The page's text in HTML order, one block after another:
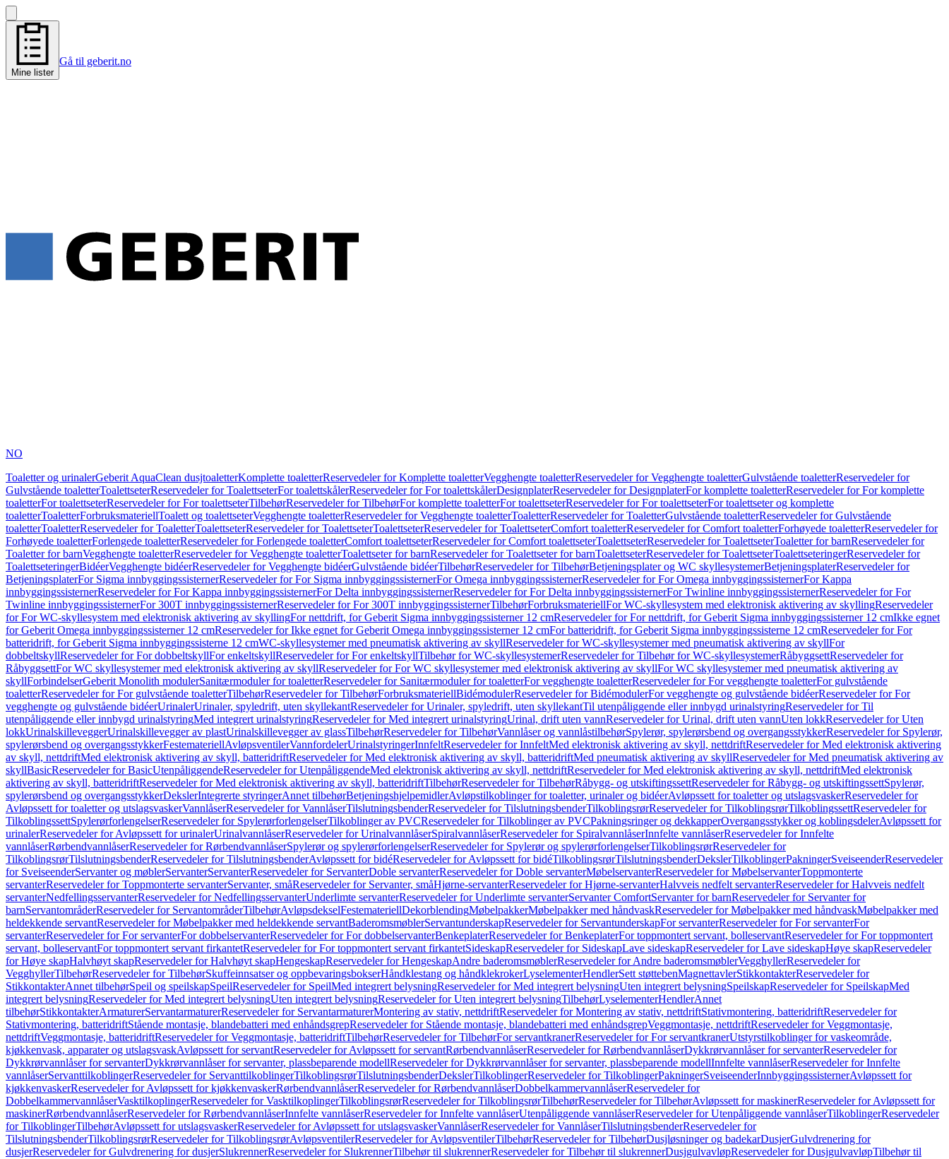
Mine lister
Gå til geberit.no
NO
Toaletter og urinalerGeberit AquaClean dusjtoaletterKomplette toaletterReservedeler for Komplette toaletterVegghengte toaletterReservedeler for Vegghengte toaletterGulvstående toaletterReservedeler for
Gulvstående toaletterToalettseterReservedeler for ToalettseterFor toalettskålerReservedeler for For toalettskålerDesignplaterReservedeler for DesignplaterFor komplette toaletterReservedeler for For komplette
toaletterFor toalettseterReservedeler for For toalettseterTilbehørReservedeler for TilbehørFor komplette toaletterFor toalettseterReservedeler for For toalettseterFor toalettseter og komplette
toaletterToaletterForbruksmateriellToalett og toalettseterVegghengte toaletterReservedeler for Vegghengte toaletterToaletterReservedeler for ToaletterGulvstående toaletterReservedeler for Gulvstående
toaletterToaletterReservedeler for ToaletterToalettseterReservedeler for ToalettseterToalettseterReservedeler for ToalettseterComfort toaletterReservedeler for Comfort toaletterForhøyede toaletterReservedeler for
Forhøyede toaletterForlengede toaletterReservedeler for Forlengede toaletterComfort toalettseterReservedeler for Comfort toalettseterToalettseterReservedeler for ToalettseterToaletter for barnReservedeler for
Toaletter for barnVegghengte toaletterReservedeler for Vegghengte toaletterToalettseter for barnReservedeler for Toalettseter for barnToalettseterReservedeler for ToalettseterToalettseteringerReservedeler for
ToalettseteringerBidéerVegghengte bidéerReservedeler for Vegghengte bidéerGulvstående bidéerTilbehørReservedeler for TilbehørBetjeningsplater og WC skyllesystemerBetjeningsplaterReservedeler for
BetjeningsplaterFor Sigma innbyggingssisternerReservedeler for For Sigma innbyggingssisternerFor Omega innbyggingssisternerReservedeler for For Omega innbyggingssisternerFor Kappa
innbyggingssisternerReservedeler for For Kappa innbyggingssisternerFor Delta innbyggingssisternerReservedeler for For Delta innbyggingssisternerFor Twinline innbyggingssisternerReservedeler for For
Twinline innbyggingssisternerFor 300T innbyggingssisternerReservedeler for For 300T innbyggingssisternerTilbehørForbruksmateriellFor WC-skyllesystem med elektronisk aktivering av skyllingReservedeler
for For WC-skyllesystem med elektronisk aktivering av skyllingFor nettdrift, for Geberit Sigma innbyggingssisterner 12 cmReservedeler for For nettdrift, for Geberit Sigma innbyggingssisterner 12 cmIkke egnet
for Geberit Omega innbyggingssisterner 12 cmReservedeler for Ikke egnet for Geberit Omega innbyggingssisterner 12 cmFor batteridrift, for Geberit Sigma innbyggingssisterne 12 cmReservedeler for For
batteridrift, for Geberit Sigma innbyggingssisterne 12 cmWC-skyllesystemer med pneumatisk aktivering av skyllReservedeler for WC-skyllesystemer med pneumatisk aktivering av skyllFor
dobbeltskyllReservedeler for For dobbeltskyllFor enkeltskyllReservedeler for For enkeltskyllTilbehør for WC-skyllesystemerReservedeler for Tilbehør for WC-skyllesystemerRåbyggsettReservedeler for
RåbyggsettFor WC skyllesystemer med elektronisk aktivering av skyllReservedeler for For WC skyllesystemer med elektronisk aktivering av skyllFor WC skyllesystemer med pneumatisk aktivering av
skyllForbindelserGeberit Monolith modulerSanitærmoduler for toaletterReservedeler for Sanitærmoduler for toaletterFor vegghengte toaletterReservedeler for For vegghengte toaletterFor gulvstående
toaletterReservedeler for For gulvstående toaletterTilbehørReservedeler for TilbehørForbruksmateriellBidémodulerReservedeler for BidémodulerFor vegghengte og gulvstående bidéerReservedeler for For
vegghengte og gulvstående bidéerUrinalerUrinaler, spyledrift, uten skyllekantReservedeler for Urinaler, spyledrift, uten skyllekantTil utenpåliggende eller innbygd urinalstyringReservedeler for Til
utenpåliggende eller innbygd urinalstyringMed integrert urinalstyringReservedeler for Med integrert urinalstyringUrinal, drift uten vannReservedeler for Urinal, drift uten vannUten lokkReservedeler for Uten
lokkUrinalskilleveggerUrinalskillevegger av plastUrinalskillevegger av glassTilbehørReservedeler for TilbehørVannlåser og vannlåstilbehørSpylerør, spylerørsbend og overgangsstykkerReservedeler for Spylerør,
spylerørsbend og overgangsstykkerFestemateriellAvløpsventilerVannfordelerUrinalstyringerInnfeltReservedeler for InnfeltMed elektronisk aktivering av skyll, nettdriftReservedeler for Med elektronisk aktivering
av skyll, nettdriftMed elektronisk aktivering av skyll, batteridriftReservedeler for Med elektronisk aktivering av skyll, batteridriftMed pneumatisk aktivering av skyllReservedeler for Med pneumatisk aktivering av
skyllBasicReservedeler for BasicUtenpåliggendeReservedeler for UtenpåliggendeMed elektronisk aktivering av skyll, nettdriftReservedeler for Med elektronisk aktivering av skyll, nettdriftMed elektronisk
aktivering av skyll, batteridriftReservedeler for Med elektronisk aktivering av skyll, batteridriftTilbehørReservedeler for TilbehørRåbygg- og utskiftingssettReservedeler for Råbygg- og utskiftingssettSpylerør,
spylerørsbend og overgangsstykkerDekslerIntegrerte styringerAnnet tilbehørBetjeningshjelpemidlerAvløpstilkoblinger for toaletter, urinaler og bidéerAvløpssett for toaletter og utslagsvaskerReservedeler for
Avløpssett for toaletter og utslagsvaskerVannlåserReservedeler for VannlåserTilslutningsbenderReservedeler for TilslutningsbenderTilkoblingsrørReservedeler for TilkoblingsrørTilkoblingssettReservedeler for
TilkoblingssettSpylerørforlengelserReservedeler for SpylerørforlengelserTilkoblinger av PVCReservedeler for Tilkoblinger av PVCPakningsringer og dekkapperOvergangsstykker og koblingsdelerAvløpssett for
urinalerReservedeler for Avløpssett for urinalerUrinalvannlåserReservedeler for UrinalvannlåserSpiralvannlåserReservedeler for SpiralvannlåserInnfelte vannlåserReservedeler for Innfelte
vannlåserRørbendvannlåserReservedeler for RørbendvannlåserSpylerør og spylerørforlengelserReservedeler for Spylerør og spylerørforlengelserTilkoblingsrørReservedeler for
TilkoblingsrørTilslutningsbenderReservedeler for TilslutningsbenderAvløpssett for bidéReservedeler for Avløpssett for bidéTilkoblingsrørTilslutningsbenderDekslerTilkoblingerPakningerSveiseenderReservedeler
for SveiseenderServanter og møblerServanterServanterReservedeler for ServanterDoble servanterReservedeler for Doble servanterMøbelservanterReservedeler for MøbelservanterToppmonterte
servanterReservedeler for Toppmonterte servanterServanter, småReservedeler for Servanter, småHjørne-servanterReservedeler for Hjørne-servanterHalvveis nedfelt servanterReservedeler for Halvveis nedfelt
servanterNedfellingsservanterReservedeler for NedfellingsservanterUnderlimte servanterReservedeler for Underlimte servanterServanter ComfortServanter for barnReservedeler for Servanter for
barnServantområderReservedeler for ServantområderTilbehørAvløpsdekselFestemateriellDekorblendingMøbelpakkerMøbelpakker med håndvaskReservedeler for Møbelpakker med håndvaskMøbelpakker med
heldekkende servantReservedeler for Møbelpakker med heldekkende servantBaderomsmøblerServantunderskapReservedeler for ServantunderskapFor servanterReservedeler for For servanterFor
servanterReservedeler for For servanterFor dobbelservanterReservedeler for For dobbelservanterBenkeplaterReservedeler for BenkeplaterFor toppmontert servant, bolleservantReservedeler for For toppmontert
servant, bolleservantFor toppmontert servant firkantetReservedeler for For toppmontert servant firkantetSideskapReservedeler for SideskapLave sideskapReservedeler for Lave sideskapHøye skapReservedeler
for Høye skapHalvhøyt skapReservedeler for Halvhøyt skapHengeskapReservedeler for HengeskapAndre baderomsmøblerReservedeler for Andre baderomsmøblerVegghyllerReservedeler for
VegghyllerTilbehørReservedeler for TilbehørSkuffeinnsatser og oppbevaringsbokserHåndklestang og håndklekrokerLyselementerHendlerSett støttebenMagnettavlerStikkontakterReservedeler for
StikkontakterAnnet tilbehørSpeil og speilskapSpeilReservedeler for SpeilMed integrert belysningReservedeler for Med integrert belysningUten integrert belysningSpeilskapReservedeler for SpeilskapMed
integrert belysningReservedeler for Med integrert belysningUten integrert belysningReservedeler for Uten integrert belysningTilbehørLyselementerHendlerAnnet
tilbehørStikkontakterArmaturerServantarmaturerReservedeler for ServantarmaturerMontering av stativ, nettdriftReservedeler for Montering av stativ, nettdriftStativmontering, batteridriftReservedeler for
Stativmontering, batteridriftStående montasje, blandebatteri med enhåndsgrepReservedeler for Stående montasje, blandebatteri med enhåndsgrepVeggmontasje, nettdriftReservedeler for Veggmontasje,
nettdriftVeggmontasje, batteridriftReservedeler for Veggmontasje, batteridriftTilbehørReservedeler for TilbehørFor servantkranerReservedeler for For servantkranerUtstyrstilkoblinger for vaskeområde,
kjøkkenvask, apparater og utslagsvaskAvløpssett for servantReservedeler for Avløpssett for servantRørbendvannlåserReservedeler for RørbendvannlåserDykkrørvannlåser for servanterReservedeler for
Dykkrørvannlåser for servanterDykkrørvannlåser for servanter, plassbeparende modellReservedeler for Dykkrørvannlåser for servanter, plassbeparende modellInnfelte vannlåserReservedeler for Innfelte
vannlåserServanttilkoblingerReservedeler for ServanttilkoblingerTilkoblingsrørTilslutningsbenderDekslerTilkoblingerReservedeler for TilkoblingerPakningerSveiseenderInnbyggingssisternerAvløpssett for
kjøkkenvaskerReservedeler for Avløpssett for kjøkkenvaskerRørbendvannlåserReservedeler for RørbendvannlåserDobbelkammervannlåserReservedeler for
DobbelkammervannlåserVasktilkoplingerReservedeler for VasktilkoplingerTilkoblingsrørReservedeler for TilkoblingsrørTilbehørReservedeler for TilbehørAvløpssett for maskinerReservedeler for Avløpssett for
maskinerRørbendvannlåserReservedeler for RørbendvannlåserInnfelte vannlåserReservedeler for Innfelte vannlåserUtenpåliggende vannlåserReservedeler for Utenpåliggende vannlåserTilkoblingerReservedeler
for TilkoblingerTilbehørAvløpssett for utslagsvaskerReservedeler for Avløpssett for utslagsvaskerVannlåserReservedeler for VannlåserTilslutningsbenderReservedeler for
TilslutningsbenderTilkoblingsrørReservedeler for TilkoblingsrørAvløpsventilerReservedeler for AvløpsventilerTilbehørReservedeler for TilbehørDusjløsninger og badekarDusjerGulvdrenering for
dusjerReservedeler for Gulvdrenering for dusjerSlukrennerReservedeler for SlukrennerTilbehør til slukrennerReservedeler for Tilbehør til slukrennerDusjgulvavløpReservedeler for DusjgulvavløpTilbehør til